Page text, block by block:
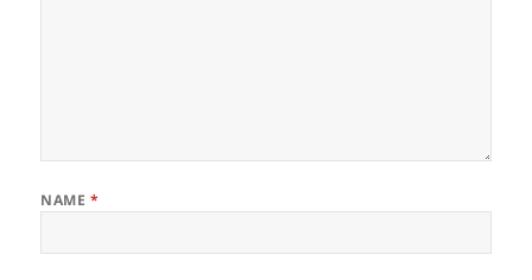
NAME *